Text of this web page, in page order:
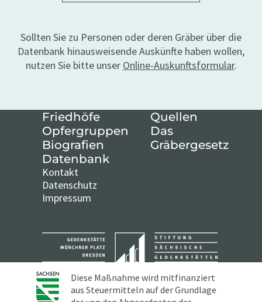
Sollten Sie zu Personen oder deren Gräber über die
Datenbank hinausweisende Auskünfte haben wollen,
nutzen Sie bitte unser Online-Auskunftsformular.
Friedhöfe
Opfergruppen
Biografien
Datenbank
Quellen
Das
Gräbergesetz
Kontakt
Datenschutz
Impressum
Diese Maßnahme wird mitfinanziert
aus Steuermitteln auf der Grundlage